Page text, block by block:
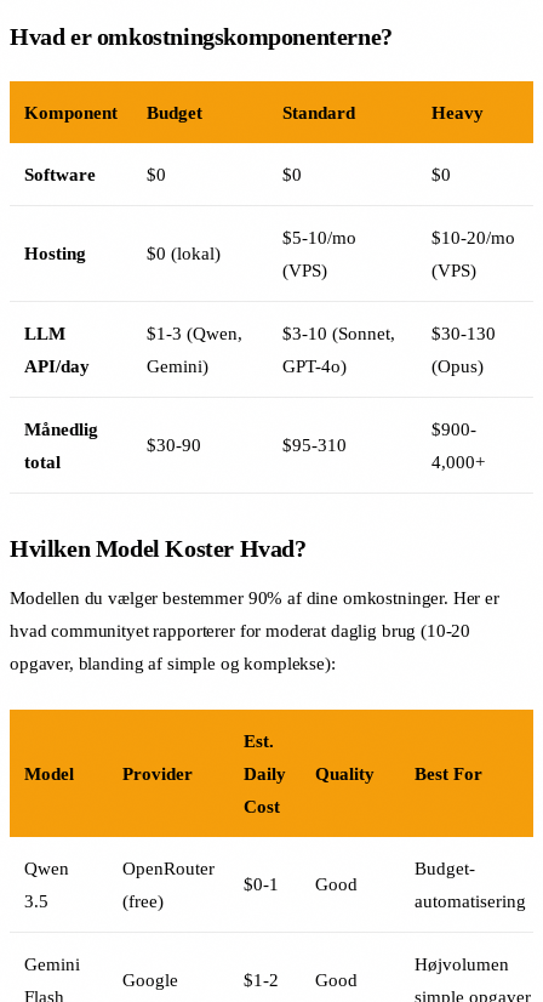
Hvad er omkostningskomponenterne?
Komponent Budget Standard Heavy
Software $0 $0 $0
Hosting $0 (lokal)
$5-10/mo
(VPS)
$10-20/mo
(VPS)
LLM
API/day
$1-3 (Qwen,
Gemini)
$3-10 (Sonnet,
GPT-4o)
$30-130
(Opus)
Månedlig
total
$30-90 $95-310
$900-
4,000+
Hvilken Model Koster Hvad?
Modellen du vælger bestemmer 90% af dine omkostninger. Her er
hvad communityet rapporterer for moderat daglig brug (10-20
opgaver, blanding af simple og komplekse):
Model Provider
Est.
Daily
Cost
Quality Best For
Qwen
3.5
OpenRouter
(free)
$0-1 Good
Budget-
automatisering
Gemini
Flash
Google $1-2 Good
Højvolumen
simple opgaver